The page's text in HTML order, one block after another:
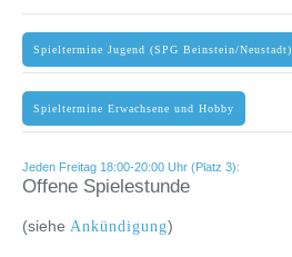
Spieltermine Jugend (SPG Beinstein/Neustadt)
Spieltermine Erwachsene und Hobby
Jeden Freitag 18:00-20:00 Uhr (Platz 3):
Offene Spielestunde
(siehe Ankündigung)